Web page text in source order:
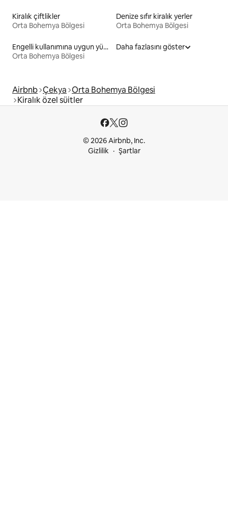
Kiralık çiftlikler
Orta Bohemya Bölgesi
Denize sıfır kiralık yerler
Orta Bohemya Bölgesi
Engelli kullanımına uygun yükseklikte yatağı olan kiralık yerler
Orta Bohemya Bölgesi
Daha fazlasını göster
Airbnb Çekya Orta Bohemya Bölgesi
Kiralık özel süitler
© 2026 Airbnb, Inc.
Gizlilik
Şartlar